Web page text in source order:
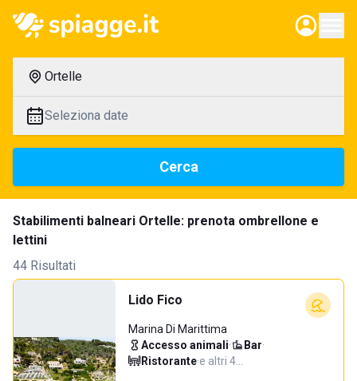
Ortelle
Seleziona date
Cerca
Stabilimenti balneari Ortelle: prenota ombrellone e
lettini
44 Risultati
Lido Fico
Marina Di Marittima
Accesso animali· Bar·
Ristorante·e altri 4…